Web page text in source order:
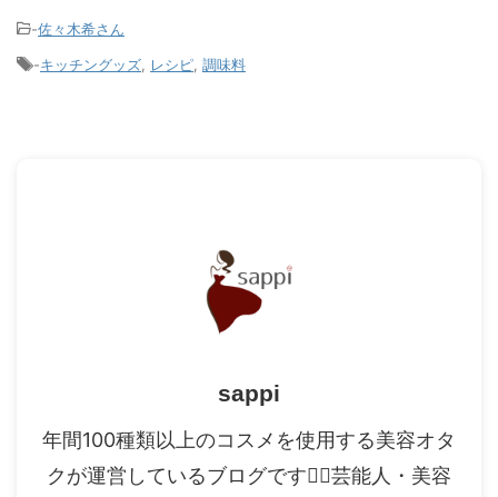
-佐々木希さん
-キッチングッズ レシピ 調味料
sappi
年間100種類以上のコスメを使用する美容オタ
クが運営しているブログです✍🏻芸能人・美容